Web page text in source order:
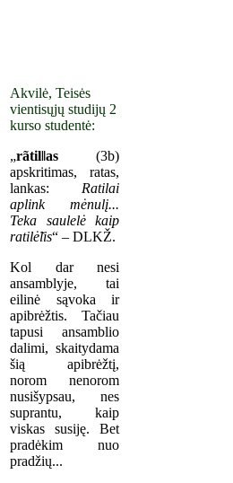
Akvilė, Teisės
vientisųjų studijų 2
kurso studentė:
„rãtil‖as (3b)
apskritimas, ratas,
lankas: Ratilai
aplink mėnulį...
Teka saulelė kaip
ratilė̃lis“ – DLKŽ.
Kol dar nesi
ansamblyje, tai
eilinė sąvoka ir
apibrėžtis. Tačiau
tapusi ansamblio
dalimi, skaitydama
šią apibrėžtį,
norom nenorom
nusišypsau, nes
suprantu, kaip
viskas susiję. Bet
pradėkim nuo
pradžių...